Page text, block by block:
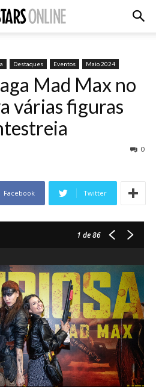
Destaques Eventos Maio 2024
Mad Max no
várias figuras
0
Facebook Twitter
1 de 86